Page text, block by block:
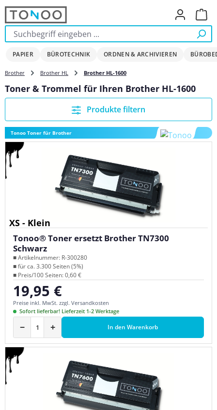
Zum Hauptinhalt springen
PAPIER BÜROTECHNIK ORDNEN & ARCHIVIEREN
Brother Brother HL Brother HL-1600
Toner & Trommel für Ihren Brother HL-1600
Produkte filtern
Tonoo Toner für Brother
XS - Klein
Tonoo® Toner ersetzt Brother TN7300
Schwarz
■ Artikelnummer: R-300280
■ für ca. 3.300 Seiten (5%)
■ Preis/100 Seiten: 0,60 €
Regulärer Preis:
19,95 €
Preise inkl. MwSt. zzgl. Versandkosten
Sofort lieferbar! Lieferzeit 1-2 Werktage
− + In den Warenkorb